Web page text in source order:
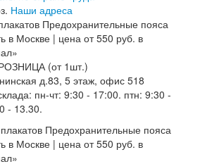
Наши адреса
(от 1шт.)
д.83, 5 этаж, офис 518
пн-чт: 9:30 - 17:00. птн: 9:30 -
- 13.30.